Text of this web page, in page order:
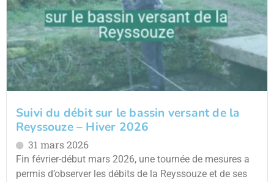
Suivi du débit sur le bassin versant de la
Reyssouze – Hiver 2026
31 mars 2026
Fin février-début mars 2026, une tournée de mesures a
permis d’observer les débits de la Reyssouze et de ses